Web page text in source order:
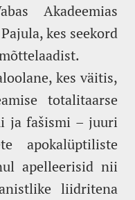
Akadeemias
kes seekord
kes väitis,
totalitaarse
ja fašismi – juuri
apokalüptiliste
apelleerisid nii
liidritena